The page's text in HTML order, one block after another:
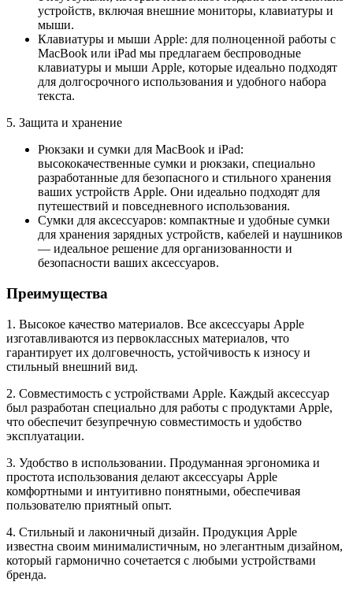
устройств, включая внешние мониторы, клавиатуры и
мыши.
Клавиатуры и мыши Apple: для полноценной работы с
MacBook или iPad мы предлагаем беспроводные
клавиатуры и мыши Apple, которые идеально подходят
для долгосрочного использования и удобного набора
текста.
5. Защита и хранение
Рюкзаки и сумки для MacBook и iPad:
высококачественные сумки и рюкзаки, специально
разработанные для безопасного и стильного хранения
ваших устройств Apple. Они идеально подходят для
путешествий и повседневного использования.
Сумки для аксессуаров: компактные и удобные сумки
для хранения зарядных устройств, кабелей и наушников
— идеальное решение для организованности и
безопасности ваших аксессуаров.
Преимущества
1. Высокое качество материалов. Все аксессуары Apple
изготавливаются из первоклассных материалов, что
гарантирует их долговечность, устойчивость к износу и
стильный внешний вид.
2. Совместимость с устройствами Apple. Каждый аксессуар
был разработан специально для работы с продуктами Apple,
что обеспечит безупречную совместимость и удобство
эксплуатации.
3. Удобство в использовании. Продуманная эргономика и
простота использования делают аксессуары Apple
комфортными и интуитивно понятными, обеспечивая
пользователю приятный опыт.
4. Стильный и лаконичный дизайн. Продукция Apple
известна своим минималистичным, но элегантным дизайном,
который гармонично сочетается с любыми устройствами
бренда.